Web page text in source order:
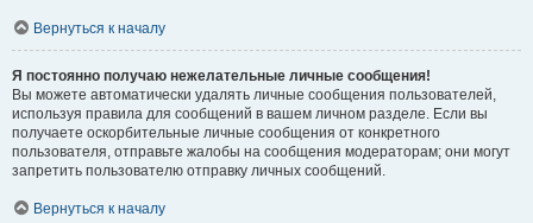
Вернуться к началу
Я постоянно получаю нежелательные личные сообщения!
Вы можете автоматически удалять личные сообщения пользователей,
используя правила для сообщений в вашем личном разделе. Если вы
получаете оскорбительные личные сообщения от конкретного
пользователя, отправьте жалобы на сообщения модераторам; они могут
запретить пользователю отправку личных сообщений.
Вернуться к началу